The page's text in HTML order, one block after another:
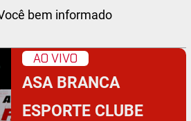
bem informado
AO VIVO
ASA BRANCA
ESPORTE CLUBE